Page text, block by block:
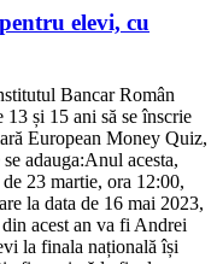
elevi, cu
Bancar Român
și 15 ani să se înscrie
European Money Quiz,
adauga:Anul acesta,
23 martie, ora 12:00,
la data de 16 mai 2023,
acest an va fi Andrei
la finala națională își